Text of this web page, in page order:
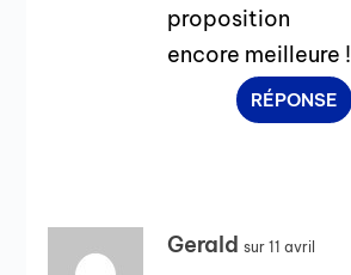
proposition
encore meilleure !
RÉPONSE
Gerald sur 11 avril